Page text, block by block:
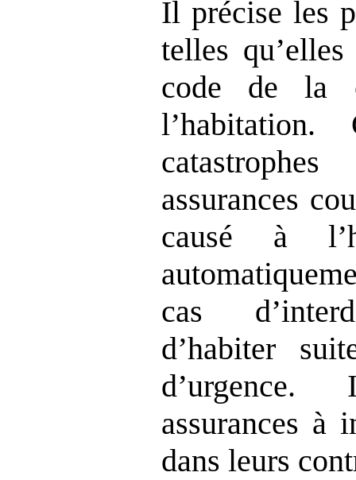
Il précise les
telles
code de la
assurances
causé à
cas
d’habiter
assurances à
dans leurs